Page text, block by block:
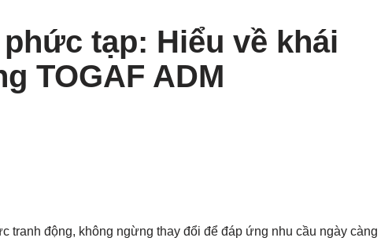
tạp: Hiểu về khái
TOGAF ADM
tranh động, không ngừng thay đổi để đáp ứng nhu cầu ngày càng